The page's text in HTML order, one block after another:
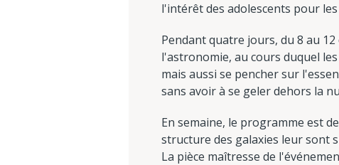
l'intérêt des adolescents pour
Pendant quatre jours, du 8 au
l'astronomie, au cours duquel
mais aussi se pencher sur
sans avoir à se geler dehors la
En semaine, le programme est
structure des galaxies leur sont
La pièce maîtresse de